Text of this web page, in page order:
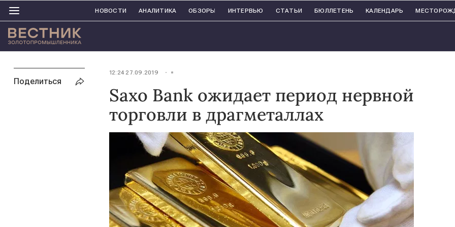
НОВОСТИ АНАЛИТИКА ОБЗОРЫ ИНТЕРВЬЮ СТАТЬИ БЮЛЛЕТЕНЬ КАЛЕНДАРЬ
12:24 27.09.2019
Saxo Bank ожидает период нервной
торговли в драгметаллах
Поделиться